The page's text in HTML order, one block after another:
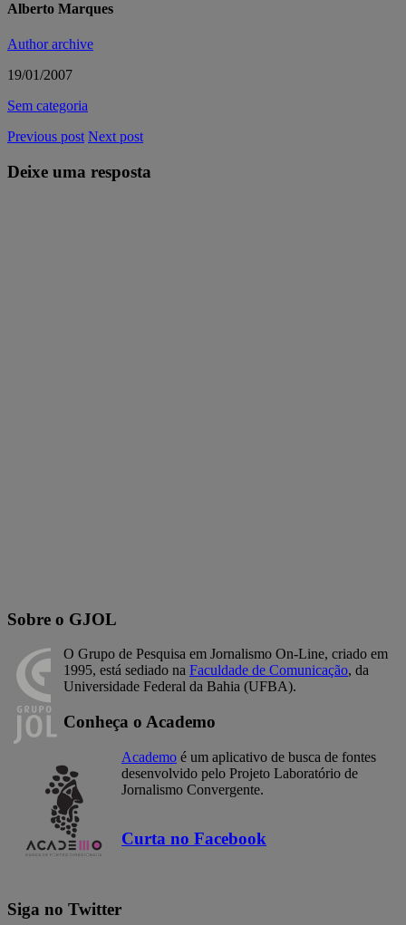
Alberto Marques
Author archive
19/01/2007
Sem categoria
Previous post Next post
Deixe uma resposta
Sobre o GJOL
O Grupo de Pesquisa em Jornalismo On-Line, criado em
1995, está sediado na Faculdade de Comunicação, da
Universidade Federal da Bahia (UFBA).
Conheça o Academo
Academo é um aplicativo de busca de fontes
desenvolvido pelo Projeto Laboratório de
Jornalismo Convergente.
Curta no Facebook
Siga no Twitter